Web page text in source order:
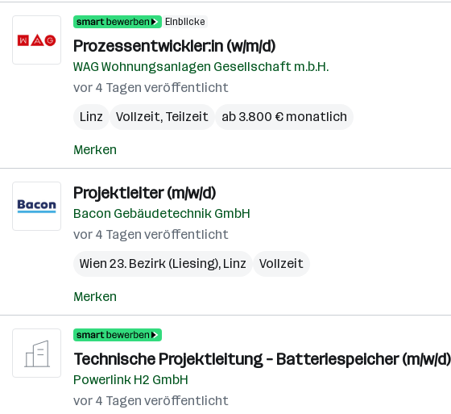
Einblicke
Prozessentwickler:in (w/m/d)
WAG Wohnungsanlagen Gesellschaft m.b.H.
vor 4 Tagen veröffentlicht
Linz
Vollzeit, Teilzeit ab 3.800 € monatlich
Merken
Projektleiter (m/w/d)
Bacon Gebäudetechnik GmbH
vor 4 Tagen veröffentlicht
Wien 23. Bezirk (Liesing), Linz Vollzeit
Merken
Technische Projektleitung – Batteriespeicher (m/w/d)
Powerlink H2 GmbH
vor 4 Tagen veröffentlicht